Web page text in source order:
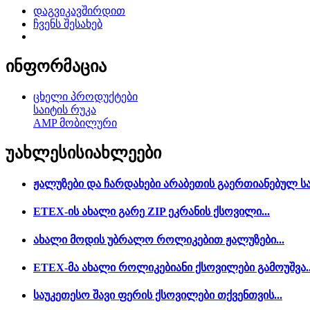
დაგვიკავშირდით
ჩვენს შესახებ
ინფორმაცია
ცხელი პროდუქტები
საიტის რუკა
AMP მობილური
უახლესისიახლეები
ჟალუზები და ჩარდახები არაბეთის გაერთიანებულ
ETEX-ის ახალი გარე ZIP ეკრანის ქსოვილი...
ახალი მოდის უბრალო როლიკებით ჟალუზები...
ETEX-მა ახალი როლიკებიანი ქსოვილები
საუკეთესო შავი ფერის ქსოვილები თქვენთვის...